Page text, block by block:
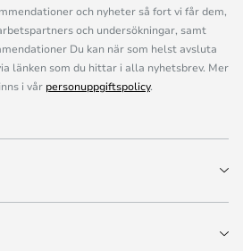
och nyheter så fort vi får dem,
och undersökningar, samt
Du kan när som helst avsluta
länken som du hittar i alla nyhetsbrev. Mer
i vår personuppgiftspolicy.